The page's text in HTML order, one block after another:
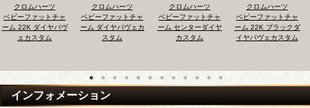
トチャ
ヤパヴ
クロムハーツ
ベビーファットチャ
ーム ダイヤパヴェカ
クロムハーツ
ベビーファットチャ
ーム センターダイヤ
クロムハーツ
ベビーファットチャ
ーム 22K ブラックダ
イヤパヴェカスタム
クロム
ベビーファ
ーム（新タ
ヴェダイヤ
インフォメーション